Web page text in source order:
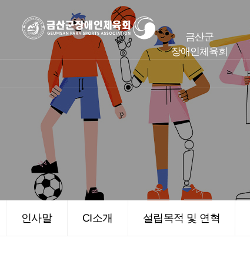
금산군
장애인체육회
인사말 CI소개 설립목적 및 연혁